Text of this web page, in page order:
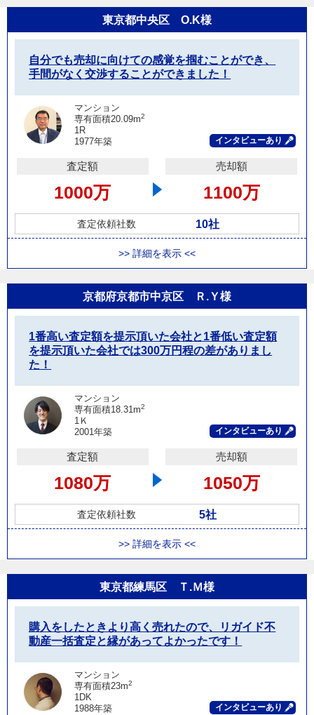
東京都中央区 O.K様
自分でも売却に向けての感覚を掴むことができ、
手間がなく交渉することができました！
マンション
専有面積20.09m2
1R
1977年築
インタビューあり
査定額
1000万
売却額
1100万
査定依頼社数 10社
>> 詳細を表示 <<
京都府京都市中京区 Ｒ.Ｙ様
1番高い査定額を提示頂いた会社と1番低い査定額
を提示頂いた会社では300万円程の差がありまし
た！
マンション
専有面積18.31m2
1Ｋ
2001年築
インタビューあり
査定額
1080万
売却額
1050万
査定依頼社数 5社
>> 詳細を表示 <<
東京都練馬区 Ｔ.Ｍ様
購入をしたときより高く売れたので、リガイド不
動産一括査定と縁があってよかったです！
マンション
専有面積23m2
1DK
1988年築
インタビューあり